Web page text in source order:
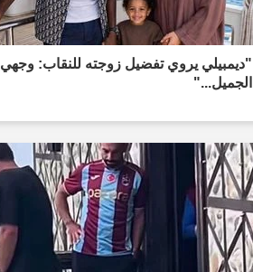
"ديمبيلي يروي تفضيل زوجته للنقاب: وجهي
الجميل..."